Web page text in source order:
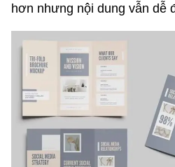
hơn nhưng nội dung vẫn dễ